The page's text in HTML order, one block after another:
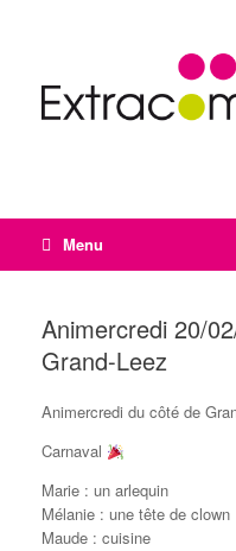
Menu
Animercredi 20/
Grand-Leez
Animercredi du côté de
Carnaval
Marie : un arlequin
Mélanie : une tête de clown
Maude : cuisine